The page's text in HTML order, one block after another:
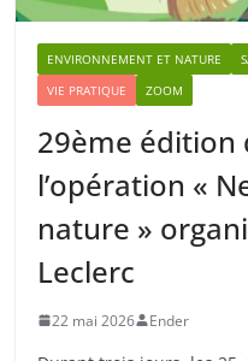
ENVIRONNEMENT ET NATURE
VIE PRATIQUE
ZOOM
29ème édition
l’opération «
nature »
Leclerc
22 mai 2026 Ender